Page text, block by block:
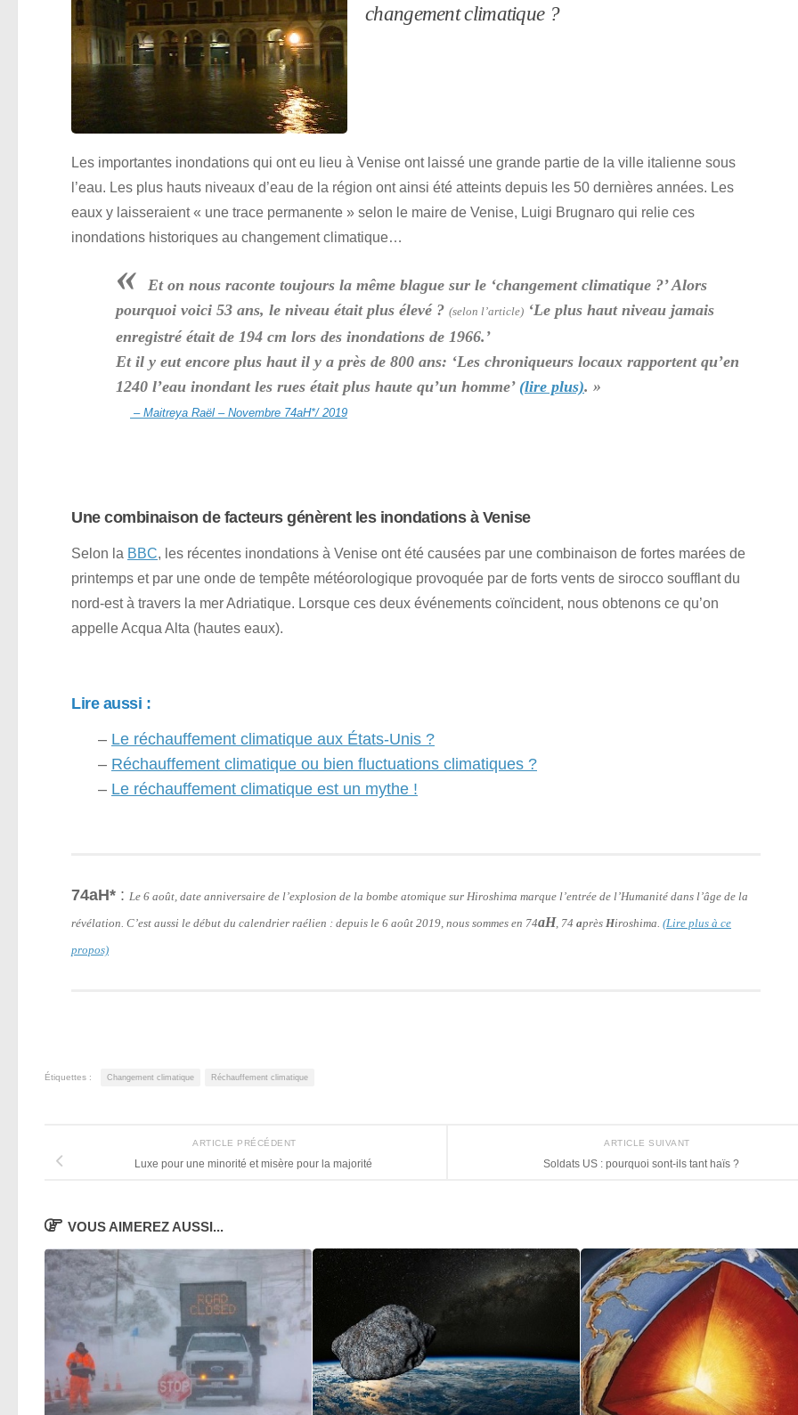
changement climatique ?
Les importantes inondations qui ont eu lieu à Venise ont laissé une grande partie de la ville italienne sous
l’eau. Les plus hauts niveaux d’eau de la région ont ainsi été atteints depuis les 50 dernières années. Les
eaux y laisseraient « une trace permanente » selon le maire de Venise, Luigi Brugnaro qui relie ces
inondations historiques au changement climatique…
«
Et on nous raconte toujours la même blague sur le ‘changement climatique ?’ Alors
pourquoi voici 53 ans, le niveau était plus élevé ? (selon l’article) ‘Le plus haut niveau jamais
enregistré était de 194 cm lors des inondations de 1966.’
Et il y eut encore plus haut il y a près de 800 ans: ‘Les chroniqueurs locaux rapportent qu’en
1240 l’eau inondant les rues était plus haute qu’un homme’ (lire plus). »
– Maitreya Raël – Novembre 74aH*/ 2019
Une combinaison de facteurs génèrent les inondations à Venise
Selon la BBC, les récentes inondations à Venise ont été causées par une combinaison de fortes marées de
printemps et par une onde de tempête météorologique provoquée par de forts vents de sirocco soufflant du
nord-est à travers la mer Adriatique. Lorsque ces deux événements coïncident, nous obtenons ce qu’on
appelle Acqua Alta (hautes eaux).
Lire aussi :
– Le réchauffement climatique aux États-Unis ?
– Réchauffement climatique ou bien fluctuations climatiques ?
– Le réchauffement climatique est un mythe !
74aH* : Le 6 août, date anniversaire de l’explosion de la bombe atomique sur Hiroshima marque l’entrée de l’Humanité dans l’âge de la
révélation. C’est aussi le début du calendrier raélien : depuis le 6 août 2019, nous sommes en 74aH, 74 après Hiroshima. (Lire plus à ce
propos)
Étiquettes : Changement climatique Réchauffement climatique
ARTICLE SUIVANT
Soldats US : pourquoi sont-ils tant haïs ?
ARTICLE PRÉCÉDENT
Luxe pour une minorité et misère pour la majorité
VOUS AIMEREZ AUSSI...